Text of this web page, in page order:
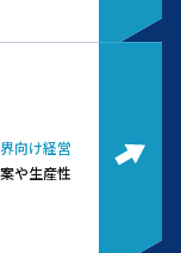
向け経営
や生産性